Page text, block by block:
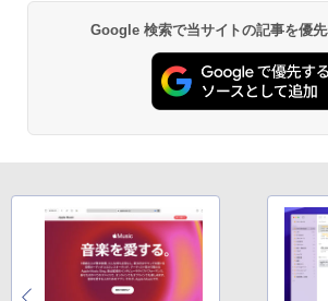
￥39,800
【期間限定P15倍+最
ン】 【3年保証】
MINI SSD256GB メ
c OS X 中古 アウトレ
ス付 縦置き 背面端子
光沢IPSパネル VESA
スプレイ ポータブル
niHDMI PS5/XBOX/
対応 GT-156
Anker Soundcore P40i
￥7,990
￥5,990
BRUCE WAYNE feat.
[Explicit]
￥250
[Explicit]
￥250
【Amazon.co.jp限定】
ET ラベルレス ×8本
￥1,112
富士山の天然水 バナジ
ウォーター ペットボト
ットル (Smart Basic)
￥1,380
薬屋のひとりごと 17巻
ンガンコミックス)
￥770
エース)
￥832
Google 検索で当サイトの記事を優